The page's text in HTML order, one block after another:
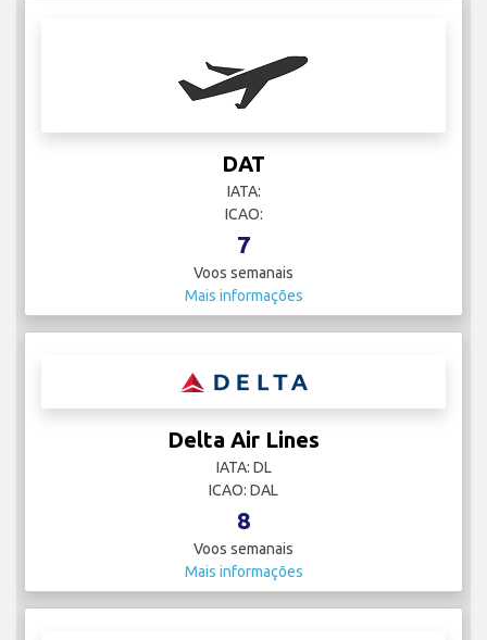
DAT
IATA:
ICAO:
7
Voos semanais
Mais informações
Delta Air Lines
IATA: DL
ICAO: DAL
8
Voos semanais
Mais informações